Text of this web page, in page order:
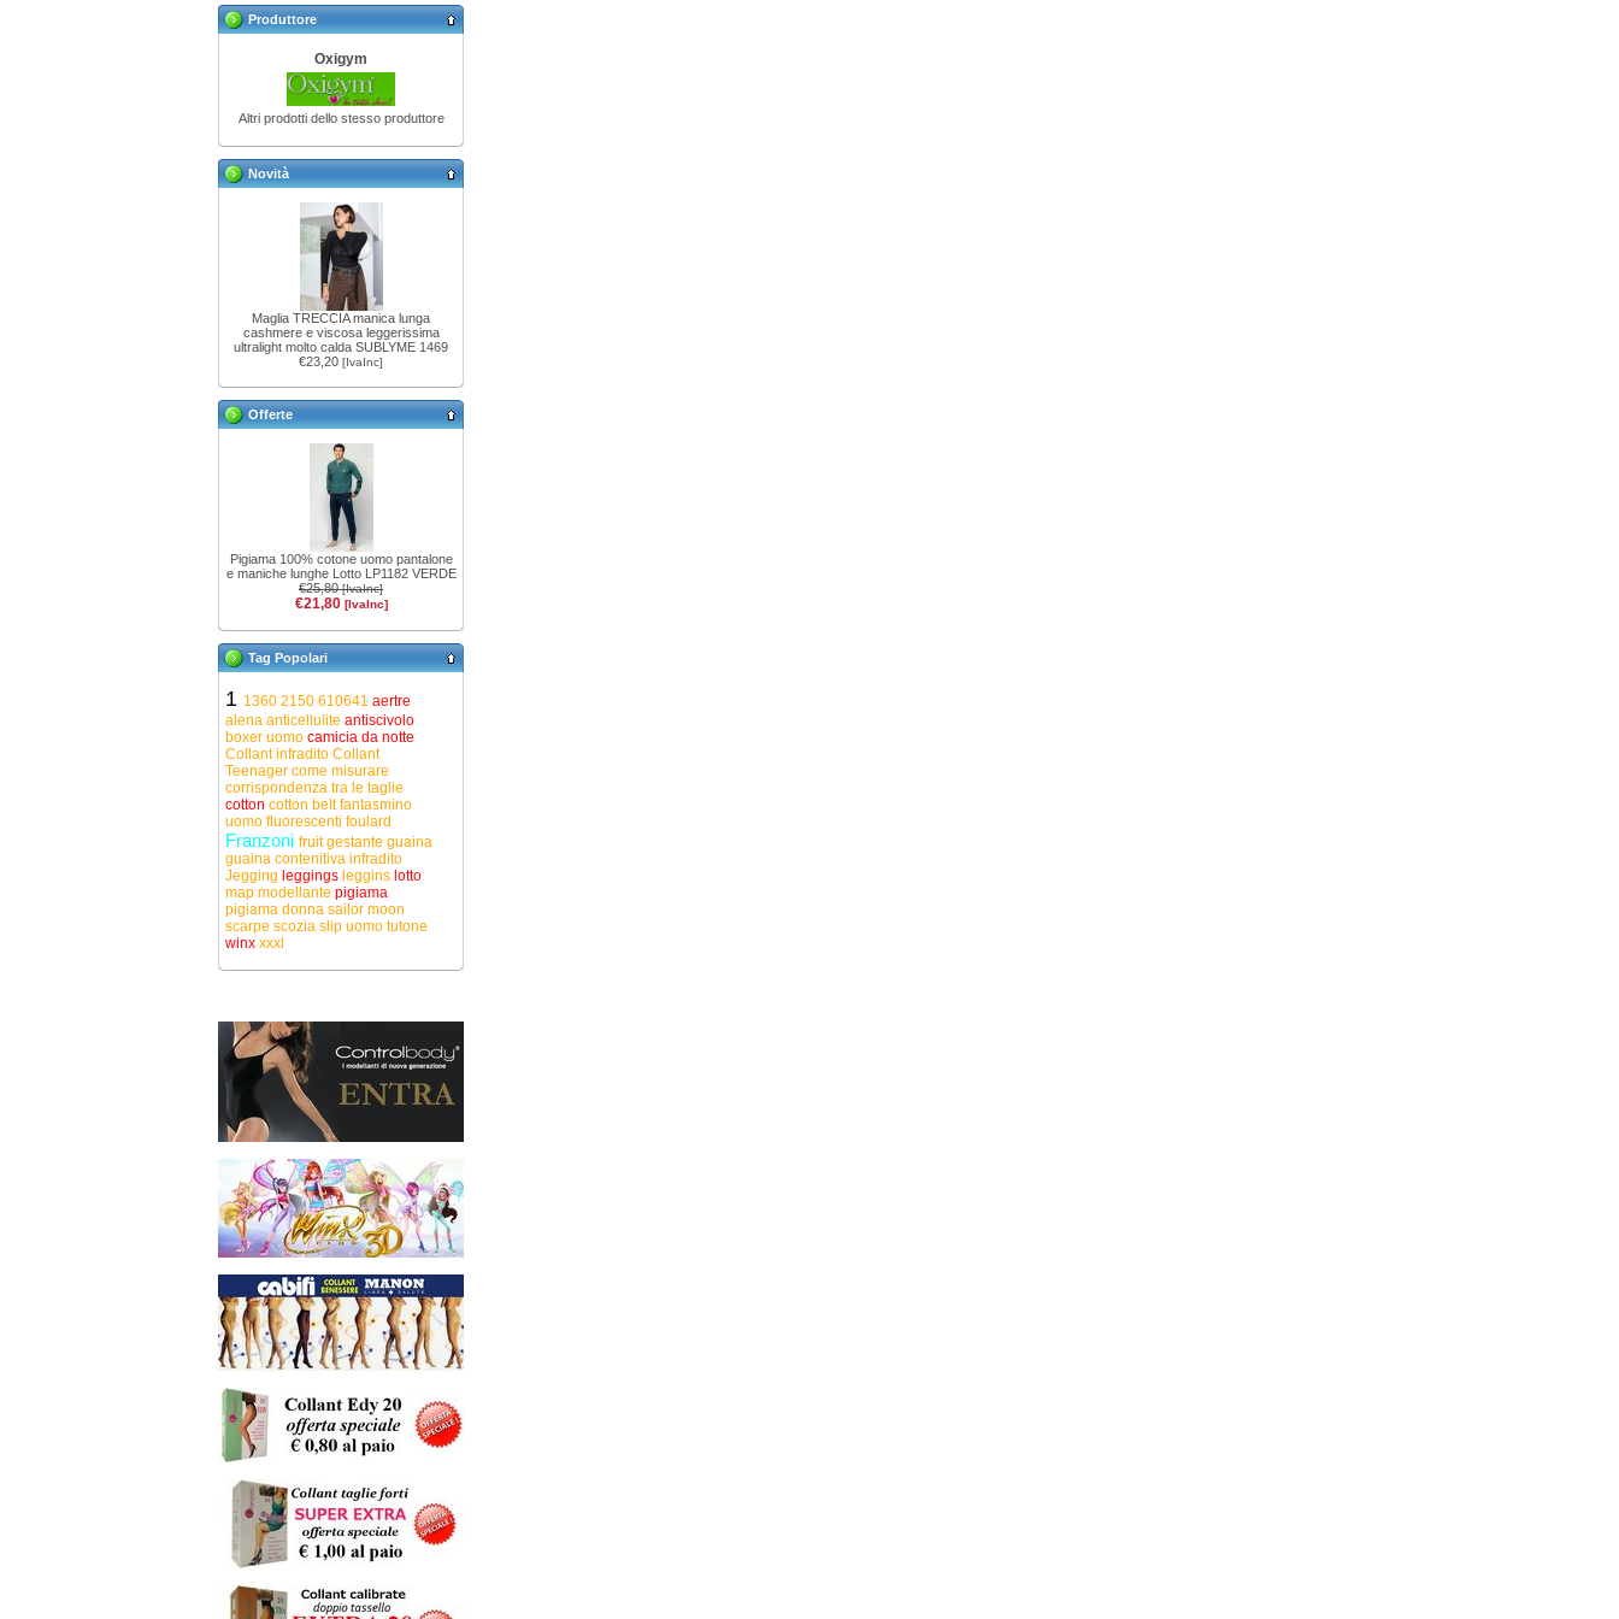
Produttore
Oxigym
Altri prodotti dello stesso produttore
Novità
Maglia TRECCIA manica lunga
cashmere e viscosa leggerissima
ultralight molto calda SUBLYME 1469
€23,20 [IvaInc]
Offerte
Pigiama 100% cotone uomo pantalone
e maniche lunghe Lotto LP1182 VERDE
€25,80[IvaInc]
€21,80 [IvaInc]
Tag Popolari
1 1360 2150 610641 aertre
alena anticellulite antiscivolo
boxer uomo camicia da notte
Collant infradito Collant
Teenager come misurare
corrispondenza tra le taglie
cotton cotton beltfantasmino
uomo fluorescenti foulard
Franzoni fruitgestante guaina
guaina contenitiva infradito
Jegging leggings leggins lotto
map modellante pigiama
pigiama donna sailor moon
scarpe scozia slip uomo tutone
winx xxxl